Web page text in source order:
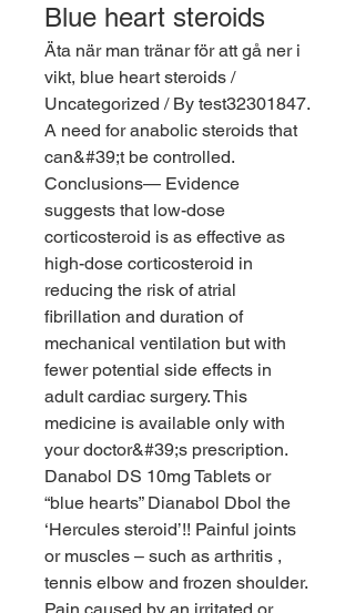
Blue heart steroids
Äta när man tränar för att gå ner i
vikt, blue heart steroids /
Uncategorized / By test32301847.
A need for anabolic steroids that
can&#39;t be controlled.
Conclusions— Evidence
suggests that low-dose
corticosteroid is as effective as
high-dose corticosteroid in
reducing the risk of atrial
fibrillation and duration of
mechanical ventilation but with
fewer potential side effects in
adult cardiac surgery. This
medicine is available only with
your doctor&#39;s prescription.
Danabol DS 10mg Tablets or
“blue hearts” Dianabol Dbol the
‘Hercules steroid’!! Painful joints
or muscles – such as arthritis ,
tennis elbow and frozen shoulder.